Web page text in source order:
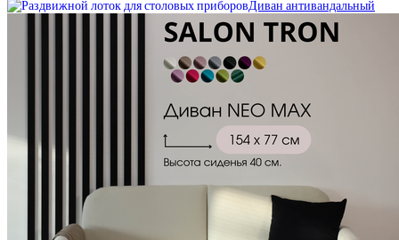
Диван антивандальный